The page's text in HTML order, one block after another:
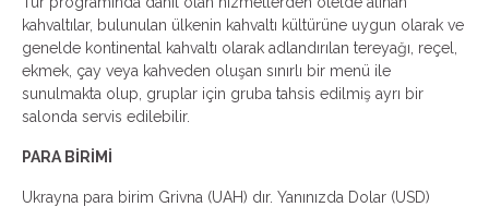
kahvaltılar, bulunulan ülkenin kahvaltı kültürüne uygun olarak ve
genelde kontinental kahvaltı olarak adlandırılan tereyağı, reçel,
ekmek, çay veya kahveden oluşan sınırlı bir menü ile
sunulmakta olup, gruplar için gruba tahsis edilmiş ayrı bir
salonda servis edilebilir.
PARA BİRİMİ
Ukrayna para birim Grivna (UAH) dır. Yanınızda Dolar (USD)